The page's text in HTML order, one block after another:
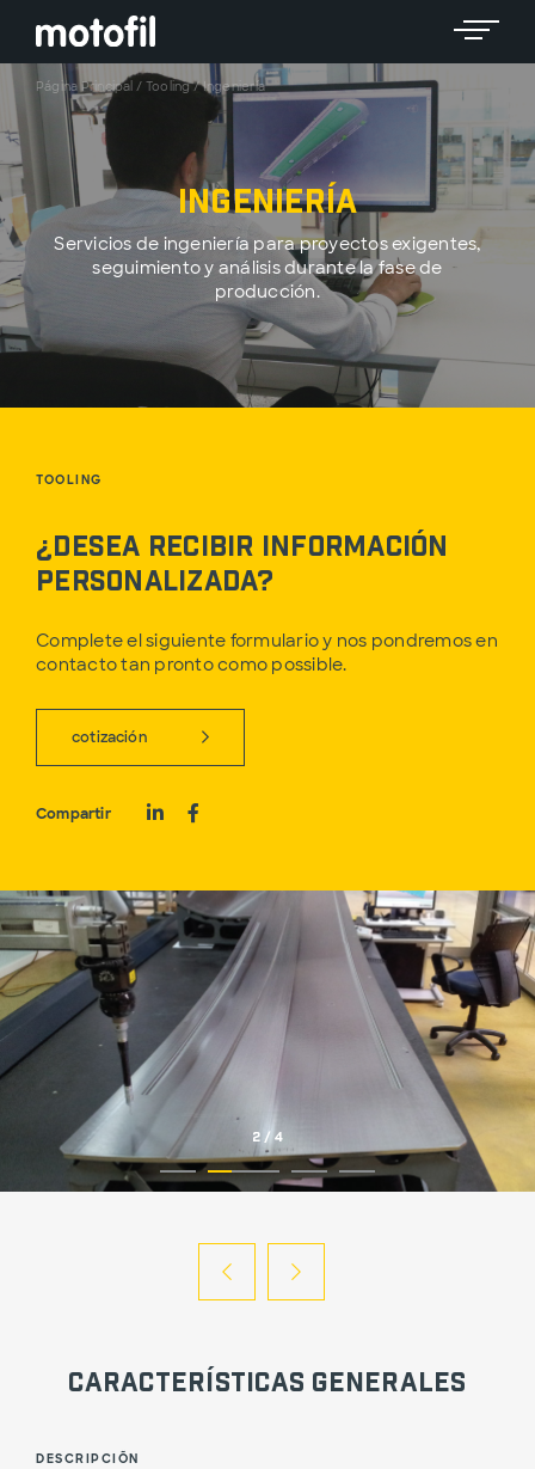
Página Principal / Tooling/Ingeniería
Ingeniería
Servicios de ingeniería para proyectos exigentes,
seguimiento y análisis durante la fase de
producción.
TOOLING
¿Desea recibir información
personalizada?
Complete el siguiente formulario y nos pondremos en
contacto tan pronto como possible.
cotización
Compartir
2 / 4
Características Generales
DESCRIPCIÓN